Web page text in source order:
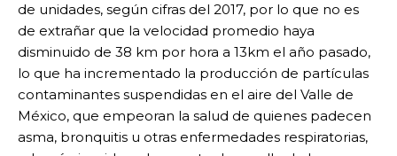
de unidades, según cifras del 2017, por lo que no es
de extrañar que la velocidad promedio haya
disminuido de 38 km por hora a 13km el año pasado,
lo que ha incrementado la producción de partículas
contaminantes suspendidas en el aire del Valle de
México, que empeoran la salud de quienes padecen
asma, bronquitis u otras enfermedades respiratorias,